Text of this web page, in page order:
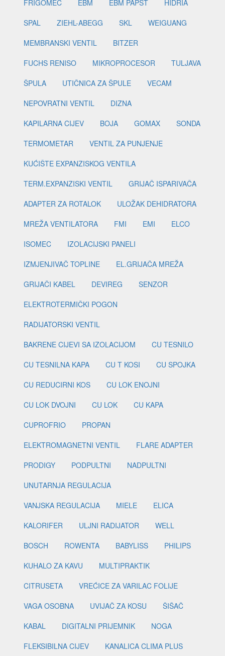
FRIGOMEC EBM EBM PAPST
HIDRIA
SPAL
ZIEHL-ABEGG SKL
WEIGUANG
MEMBRANSKI VENTIL
BITZER
FUCHS RENISO
MIKROPROCESOR
TULJAVA
ŠPULA
UTIČNICA ZA ŠPULE
VECAM
NEPOVRATNI VENTIL
DIZNA
KAPILARNA CIJEV
BOJA GOMAX
SONDA
TERMOMETAR
VENTIL ZA PUNJENJE
KUĆIŠTE EXPANZISKOG VENTILA
TERM.EXPANZISKI VENTIL
GRIJAČ ISPARIVAČA
ADAPTER ZA ROTALOK
ULOŽAK DEHIDRATORA
MREŽA VENTILATORA
FMI EMI
ELCO
ISOMEC
IZOLACIJSKI PANELI
IZMJENJIVAČ TOPLINE
EL.GRIJAČA MREŽA
GRIJAČI KABEL
DEVIREG
SENZOR
ELEKTROTERMIČKI POGON
RADIJATORSKI VENTIL
BAKRENE CIJEVI SA IZOLACIJOM
CU TESNILO
CU TESNILNA KAPA
CU T KOSI
CU SPOJKA
CU REDUCIRNI KOS
CU LOK ENOJNI
CU LOK DVOJNI
CU LOK
CU KAPA
CUPROFRIO
PROPAN
ELEKTROMAGNETNI VENTIL
FLARE ADAPTER
PRODIGY
PODPULTNI
NADPULTNI
UNUTARNJA REGULACIJA
VANJSKA REGULACIJA
MIELE
ELICA
KALORIFER
ULJNI RADIJATOR
WELL
BOSCH
ROWENTA BABYLISS
PHILIPS
KUHALO ZA KAVU
MULTIPRAKTIK
CITRUSETA
VREĆICE ZA VARILAC FOLIJE
VAGA OSOBNA
UVIJAČ ZA KOSU
ŠIŠAČ
KABAL
DIGITALNI PRIJEMNIK
NOGA
FLEKSIBILNA CIJEV
KANALICA CLIMA PLUS